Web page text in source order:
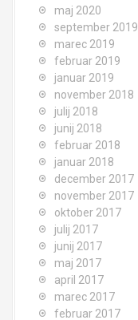
maj 2020
september 2019
marec 2019
februar 2019
januar 2019
november 2018
julij 2018
junij 2018
februar 2018
januar 2018
december 2017
november 2017
oktober 2017
julij 2017
junij 2017
maj 2017
april 2017
marec 2017
februar 2017